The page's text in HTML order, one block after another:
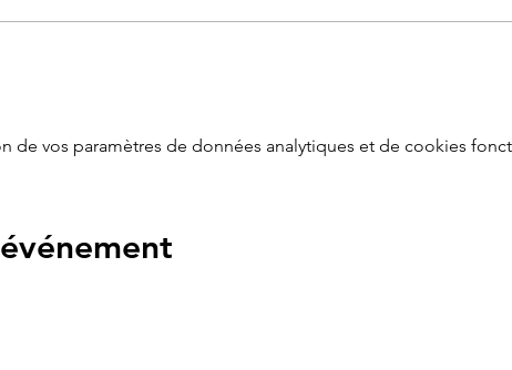
de vos paramètres de données analytiques et de cookies